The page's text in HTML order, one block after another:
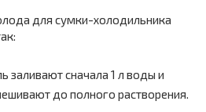
для сумки-холодильника
заливают сначала 1 л воды и
до полного растворения.